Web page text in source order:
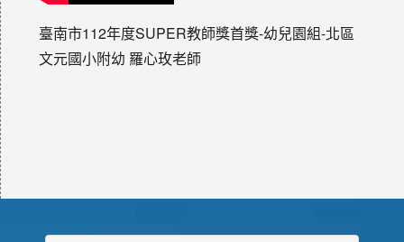
臺南市112年度SUPER教師獎首獎-幼兒園組-北區
文元國小附幼 羅心玫老師